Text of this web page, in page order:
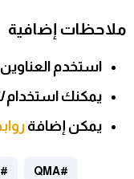
ملاحظات إضافية
استخدم
يمكنك استخدام
يمكن إضافة
#QMA
#QMA_Theme